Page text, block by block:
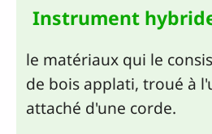
Instrument
le matériaux qui le
de bois applati, troué à
attaché d'une corde.